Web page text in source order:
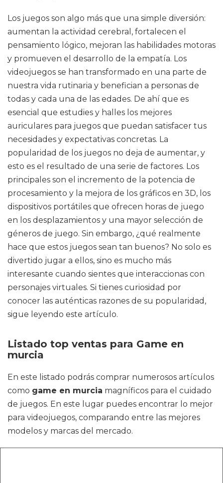
Los juegos son algo más que una simple diversión:
aumentan la actividad cerebral, fortalecen el
pensamiento lógico, mejoran las habilidades motoras
y promueven el desarrollo de la empatía. Los
videojuegos se han transformado en una parte de
nuestra vida rutinaria y benefician a personas de
todas y cada una de las edades. De ahí que es
esencial que estudies y halles los mejores
auriculares para juegos que puedan satisfacer tus
necesidades y expectativas concretas. La
popularidad de los juegos no deja de aumentar, y
esto es el resultado de una serie de factores. Los
principales son el incremento de la potencia de
procesamiento y la mejora de los gráficos en 3D, los
dispositivos portátiles que ofrecen horas de juego
en los desplazamientos y una mayor selección de
géneros de juego. Sin embargo, ¿qué realmente
hace que estos juegos sean tan buenos? No solo es
divertido jugar a ellos, sino es mucho más
interesante cuando sientes que interaccionas con
personajes virtuales. Si tienes curiosidad por
conocer las auténticas razones de su popularidad,
sigue leyendo este artículo.
Listado top ventas para Game en
murcia
En este listado podrás comprar numerosos artículos
como game en murcia magníficos para el cuidado
de juegos. En este lugar puedes encontrar lo mejor
para videojuegos, comparando entre las mejores
modelos y marcas del mercado.